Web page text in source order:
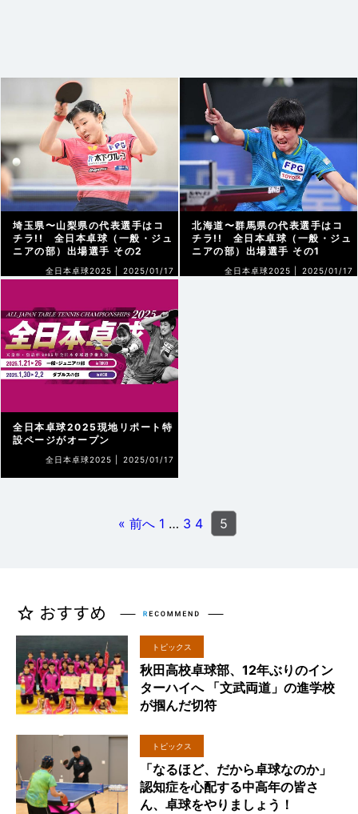
埼玉県〜山梨県の代表選手はコ
チラ!! 全日本卓球（一般・ジュ
ニアの部）出場選手 その2
全日本卓球2025 | 2025/01/17
北海道〜群馬県の代表選手はコ
チラ!! 全日本卓球（一般・ジュ
ニアの部）出場選手 その1
全日本卓球2025 | 2025/01/17
全日本卓球2025現地リポート特
設ページがオープン
全日本卓球2025 | 2025/01/17
« 前へ 1 … 3 4 5
トピックス
秋田高校卓球部、12年ぶりのイン
ターハイへ 「文武両道」の進学校
が掴んだ切符
トピックス
「なるほど、だから卓球なのか」
認知症を心配する中高年の皆さ
ん、卓球をやりましょう！